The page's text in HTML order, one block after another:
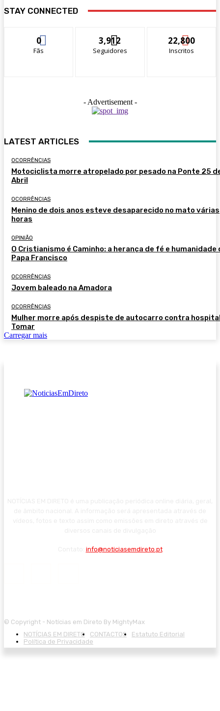
STAY CONNECTED
0
Fãs
3,912
Seguidores
22,800
Inscritos
- Advertisement -
LATEST ARTICLES
OCORRÊNCIAS
Motociclista morre atropelado por pesado na Ponte 25
Abril
OCORRÊNCIAS
Menino de dois anos esteve desaparecido no mato várias
horas
OPINIÃO
O Cristianismo é Caminho: a herança de fé e humanidade
Papa Francisco
OCORRÊNCIAS
Jovem baleado na Amadora
OCORRÊNCIAS
Mulher morre após despiste de autocarro contra
Tomar
Carregar mais
info@noticiasemdireto.pt
© Copyright - Notícias em Direto By MightyMax
NOTÍCIAS EM DIRETO
CONTACTOS
Estatuto Editorial
Política de Privacidade